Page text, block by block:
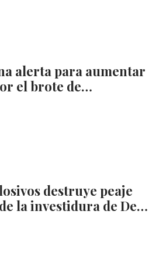
alerta para aumentar
el brote de…
destruye peaje
la investidura de De…